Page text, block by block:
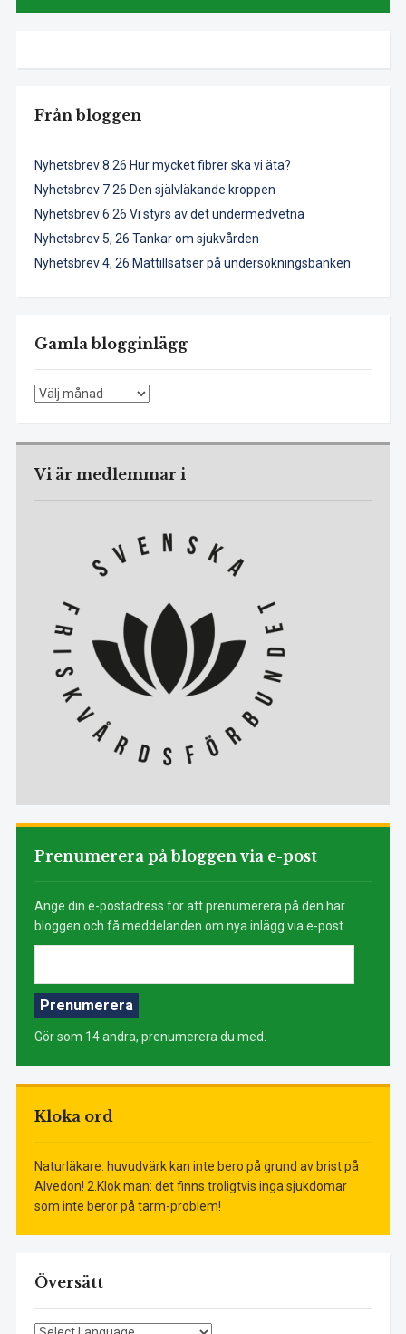
Från bloggen
Nyhetsbrev 8 26 Hur mycket fibrer ska vi äta?
Nyhetsbrev 7 26 Den självläkande kroppen
Nyhetsbrev 6 26 Vi styrs av det undermedvetna
Nyhetsbrev 5, 26 Tankar om sjukvården
Nyhetsbrev 4, 26 Mattillsatser på undersökningsbänken
Gamla blogginlägg
Gamla
Vi är medlemmar i
Prenumerera på bloggen via e-post
Ange din e-postadress för att prenumerera på den här
bloggen och få meddelanden om nya inlägg via e-post.
Prenumerera
Gör som 14 andra, prenumerera du med.
Kloka ord
Naturläkare: huvudvärk kan inte bero på grund av brist på
Alvedon! 2.Klok man: det finns troligtvis inga sjukdomar
som inte beror på tarm-problem!
Översätt